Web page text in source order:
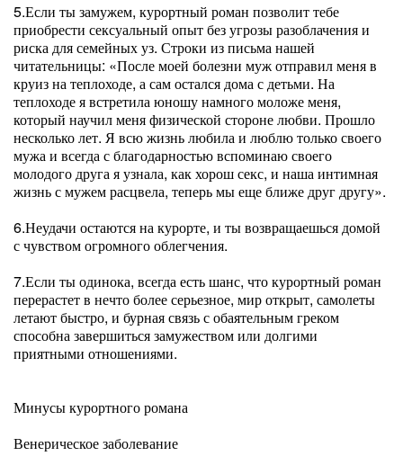
5.Если ты замужем, курортный роман позволит тебе
приобрести сексуальный опыт без угрозы разоблачения и
риска для семейных уз. Строки из письма нашей
читательницы: «После моей болезни муж отправил меня в
круиз на теплоходе, а сам остался дома с детьми. На
теплоходе я встретила юношу намного моложе меня,
который научил меня физической стороне любви. Прошло
несколько лет. Я всю жизнь любила и люблю только своего
мужа и всегда с благодарностью вспоминаю своего
молодого друга я узнала, как хорош секс, и наша интимная
жизнь с мужем расцвела, теперь мы еще ближе друг другу».
6.Неудачи остаются на курорте, и ты возвращаешься домой
с чувством огромного облегчения.
7.Если ты одинока, всегда есть шанс, что курортный роман
перерастет в нечто более серьезное, мир открыт, самолеты
летают быстро, и бурная связь с обаятельным греком
способна завершиться замужеством или долгими
приятными отношениями.
Минусы курортного романа
Венерическое заболевание